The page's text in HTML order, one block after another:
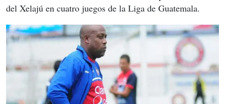
del Xelajú en cuatro juegos de la Liga de Guatemala.